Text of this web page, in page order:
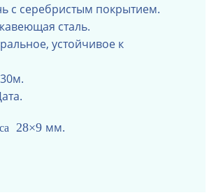
с серебристым покрытием.
сталь.
устойчивое к
28×9 мм.